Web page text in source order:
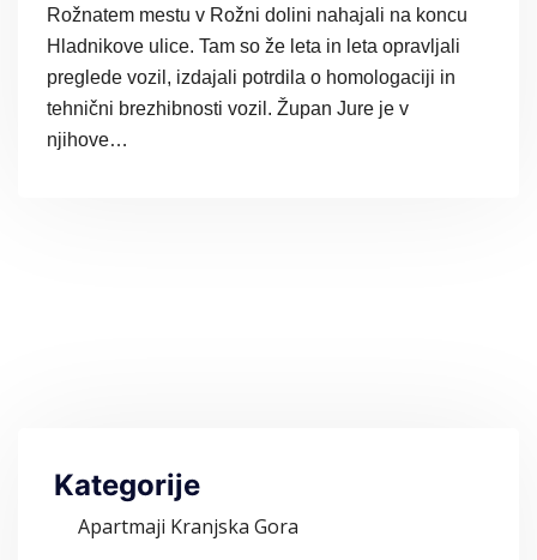
Rožnatem mestu v Rožni dolini nahajali na koncu
Hladnikove ulice. Tam so že leta in leta opravljali
preglede vozil, izdajali potrdila o homologaciji in
tehnični brezhibnosti vozil. Župan Jure je v
njihove…
Kategorije
Apartmaji Kranjska Gora